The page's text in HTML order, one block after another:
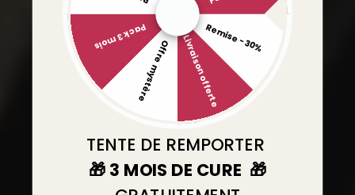
Remise -30%
Livraison offerte
Offre mystère
Pack 3 mois
TENTE DE REMPORTER
🎁 3 MOIS DE CURE 🎁